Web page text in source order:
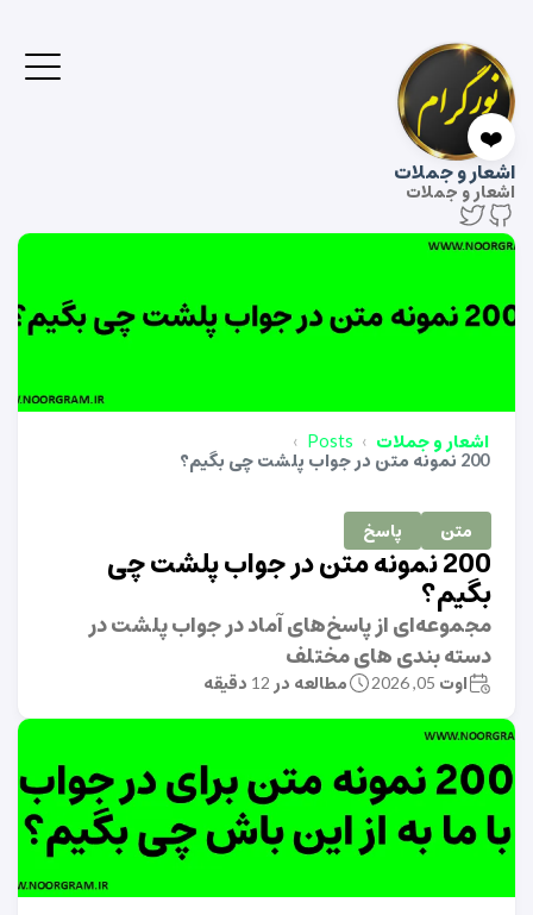
❤️
اشعار و جملات
اشعار و جملات
اشعار و جملات
Posts
200 نمونه متن در جواب پلشت چی بگیم؟
متن پاسخ
200 نمونه متن در جواب پلشت چی
بگیم؟
مجموعه‌ای از پاسخ‌های آماد در جواب پلشت در
دسته بندی های مختلف
اوت 05, 2026 مطالعه در 12 دقیقه